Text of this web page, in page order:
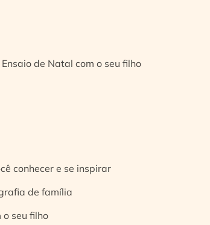
de Natal com o seu filho
conhecer e se inspirar
de família
seu filho